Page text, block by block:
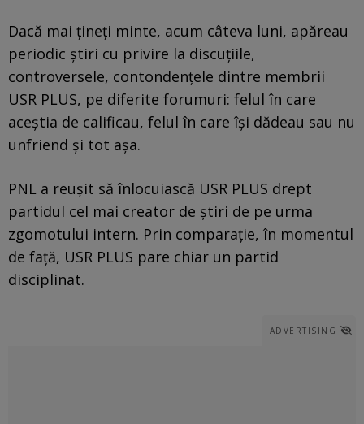
Dacă mai țineți minte, acum câteva luni, apăreau
periodic știri cu privire la discuțiile,
controversele, contondențele dintre membrii
USR PLUS, pe diferite forumuri: felul în care
aceștia de calificau, felul în care își dădeau sau nu
unfriend și tot așa.
PNL a reușit să înlocuiască USR PLUS drept
partidul cel mai creator de știri de pe urma
zgomotului intern. Prin comparație, în momentul
de față, USR PLUS pare chiar un partid
disciplinat.
ADVERTISING